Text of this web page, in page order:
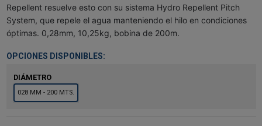
Repellent resuelve esto con su sistema Hydro Repellent Pitch
System, que repele el agua manteniendo el hilo en condiciones
óptimas. 0,28mm, 10,25kg, bobina de 200m.
OPCIONES DISPONIBLES:
DIÁMETRO
028 MM - 200 MTS.